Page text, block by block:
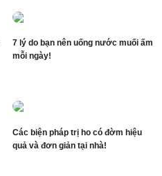
7 lý do bạn nên uống nước muối ấm
mỗi ngày!
Các biện pháp trị ho có đờm hiệu
quả và đơn giản tại nhà!